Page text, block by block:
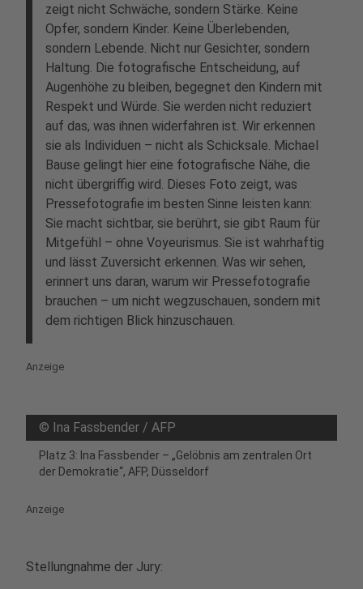
zeigt nicht Schwäche, sondern Stärke. Keine
Opfer, sondern Kinder. Keine Überlebenden,
sondern Lebende. Nicht nur Gesichter, sondern
Haltung. Die fotografische Entscheidung, auf
Augenhöhe zu bleiben, begegnet den Kindern mit
Respekt und Würde. Sie werden nicht reduziert
auf das, was ihnen widerfahren ist. Wir erkennen
sie als Individuen – nicht als Schicksale. Michael
Bause gelingt hier eine fotografische Nähe, die
nicht übergriffig wird. Dieses Foto zeigt, was
Pressefotografie im besten Sinne leisten kann:
Sie macht sichtbar, sie berührt, sie gibt Raum für
Mitgefühl – ohne Voyeurismus. Sie ist wahrhaftig
und lässt Zuversicht erkennen. Was wir sehen,
erinnert uns daran, warum wir Pressefotografie
brauchen – um nicht wegzuschauen, sondern mit
dem richtigen Blick hinzuschauen.
Anzeige
© Ina Fassbender / AFP
Platz 3: Ina Fassbender – „Gelöbnis am zentralen Ort
der Demokratie“, AFP, Düsseldorf
Anzeige
Stellungnahme der Jury: